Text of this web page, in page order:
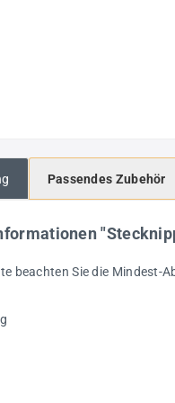
Passendes Zubehör
beachten Sie die Mindest-